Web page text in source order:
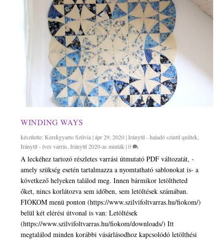
WINDING WAYS
készítette:Kerekgyarto Szilvia|ápr 29, 2020|Iránytű - haladó szintű quiltek,
Iránytű - íves varrás,Iránytű 2020-as minták|0
A leckéhez tartozó részletes varrási útmutató PDF változatát, -
amely szükség esetén tartalmazza a nyomtatható sablonokat is- a
következő helyeken találod meg. Innen bármikor letöltheted
őket, nincs korlátozva sem időben, sem letöltések számában.
FIÓKOM menü ponton (https://www.szilvifoltvarras.hu/fiokom/)
belül két elérési útvonal is van: Letöltések
(https://www.szilvifoltvarras.hu/fiokom/downloads/) Itt
megtalálod minden korábbi vásárlásodhoz kapcsolódó letölthési